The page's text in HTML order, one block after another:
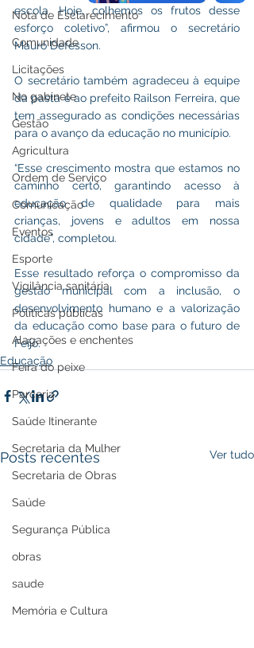
Nota de Esclarecimento
Comunidade
Licitações
No gabinete
Gestão
Agricultura
Ordem de Serviço
Comunicação
Eventos
Esporte
Vigilância sanitária
Políticas públicas
Alagações e enchentes
Feira do peixe
Parceria
Saúde Itinerante
Secretaria da Mulher
Secretaria de Obras
Saúde
Segurança Pública
obras
saude
Memória e Cultura
escola. Hoje, colhemos os frutos desse
esforço coletivo”, afirmou o secretário
Mauro Defesson.
O secretário também agradeceu à equipe
da pasta e ao prefeito Railson Ferreira, que
tem assegurado as condições necessárias
para o avanço da educação no município.
“Esse crescimento mostra que estamos no
caminho certo, garantindo acesso à
educação de qualidade para mais
crianças, jovens e adultos em nossa
cidade”, completou.
Esse resultado reforça o compromisso da
gestão municipal com a inclusão, o
desenvolvimento humano e a valorização
da educação como base para o futuro de
Feijó.
Educação
Posts recentes Ver tudo